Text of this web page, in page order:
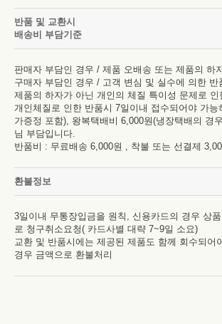
반품 및 교환시
배송비 부담기준
판매자 부담인 경우 / 제품 오배송 또는 제품의 하
구매자 부담인 경우 / 고객 변심 및 실수에 의한 반
제품의 하자가 아닌 개인의 체질 특이성 문제로 인
개인체질로 인한 반품시 7일이내 접수되어야 가능
가증정 포함), 왕복택배비 6,000원(냉장택배의 경
님 부담입니다.
반품비 : 무료배송 6,000원 , 착불 또는 선결제
환불정보
3일이내 무통장입금을 원칙, 신용카드의 경우 상
로 청구취소요청( 카드사별 대략 7~9일 소요)
교환 및 반품시에는 제공된 제품도 함께 회수되어
경우 금액으로 환불처리